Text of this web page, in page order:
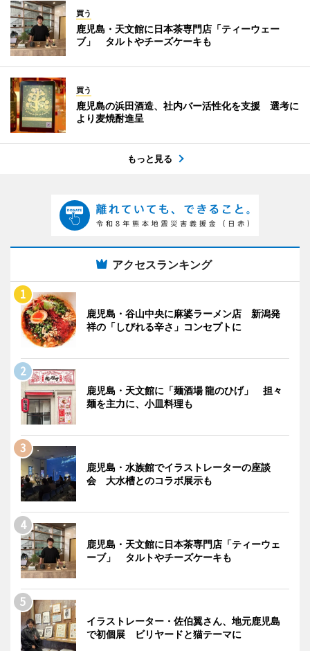
買う
鹿児島・天文館に日本茶専門店「ティーウェー
ブ」 タルトやチーズケーキも
買う
鹿児島の浜田酒造、社内バー活性化を支援 選考に
より麦焼酎進呈
もっと見る
アクセスランキング
鹿児島・谷山中央に麻婆ラーメン店 新潟発
祥の「しびれる辛さ」コンセプトに
鹿児島・天文館に「麺酒場 龍のひげ」 担々
麺を主力に、小皿料理も
鹿児島・水族館でイラストレーターの座談
会 大水槽とのコラボ展示も
鹿児島・天文館に日本茶専門店「ティーウェ
ーブ」 タルトやチーズケーキも
イラストレーター・佐伯翼さん、地元鹿児島
で初個展 ビリヤードと猫テーマに